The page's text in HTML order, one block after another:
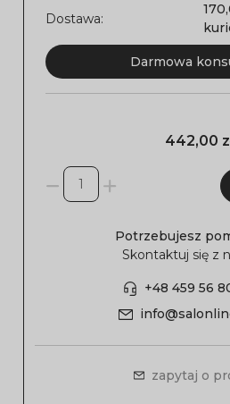
Dostawa:
Darmowa
442,00
Potrzebujesz
Skontaktuj się z
+48 459 56
zapytaj o